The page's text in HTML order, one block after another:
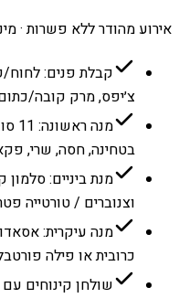
אירוע מהודר ללא פשרות · מינימום
קבלת פנים: לחוח/
צ׳יפס, מרק קובה/
בטחינה, חסה, שרי,
מנת ביניים:
וצנוברים / טורטייה
מנה עיקרית:
כרובית או פילה
שולחן קינוחים עם